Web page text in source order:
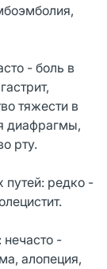
- боль в
тяжести в
диафрагмы,
рту.
редко -
-
алопеция,